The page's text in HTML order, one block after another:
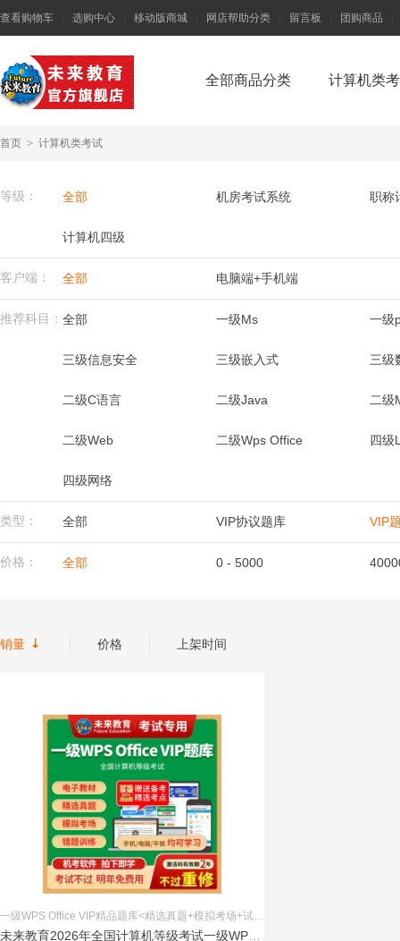
查看购物车 选购中心 移动版商城 网店帮助分类 留言板 团购商品
全部商品分类 计算机类
首页 > 计算机类考试
等级： 全部 机房考试系统 职称
计算机四级
客户端： 全部 电脑端+手机端
推荐科目： 全部 一级Ms 一级
三级信息安全 三级嵌入式 三级
二级C语言 二级Java 二级
二级Web 二级Wps Office 四级
四级网络
类型： 全部 VIP协议题库 VIP
价格： 全部 0 - 5000
销量  价格 上架时间
一级WPS Office VIP精品题库<精选真题+模拟考场+试题搜索+超值赠送+章节练习+电子教材>